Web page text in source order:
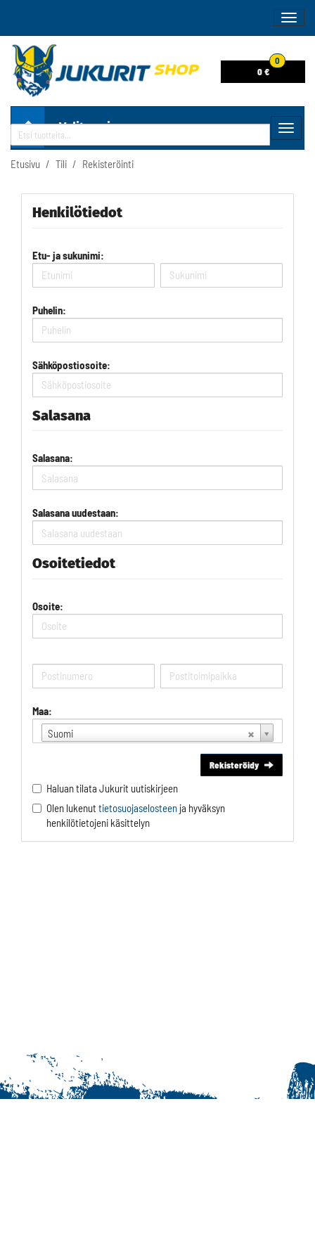
0 €
0
Haku
Valitse sivu
Etusivu Tili Rekisteröinti
Henkilötiedot
Etu- ja sukunimi:
Puhelin:
Sähköpostiosoite:
Salasana
Salasana:
Salasana uudestaan:
Osoitetiedot
Osoite:
Maa:
Suomi
Rekisteröidy
Haluan tilata Jukurit uutiskirjeen
Olen lukenut tietosuojaselosteen ja hyväksyn
henkilötietojeni käsittelyn